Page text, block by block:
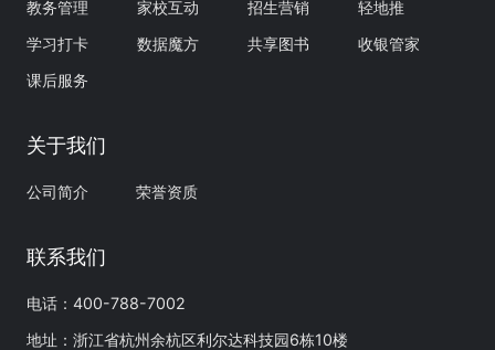
教务管理 家校互动 招生营销
轻地推
学习打卡
数据魔方 共享图书
收银管家
课后服务
关于我们
公司简介 荣誉资质
联系我们
电话：400-788-7002
地址：浙江省杭州余杭区利尔达科技园6栋10楼